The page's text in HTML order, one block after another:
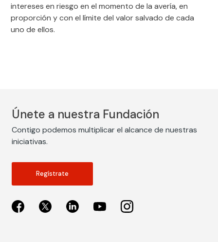
intereses en riesgo en el momento de la avería, en
proporción y con el límite del valor salvado de cada
uno de ellos.
Únete a nuestra Fundación
Contigo podemos multiplicar el alcance de nuestras
iniciativas.
Regístrate